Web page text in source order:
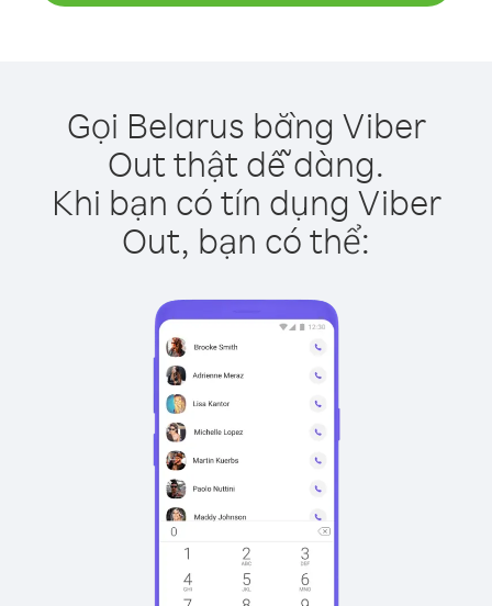
Gọi Belarus bằng Viber
Out thật dễ dàng.
Khi bạn có tín dụng Viber
Out, bạn có thể: